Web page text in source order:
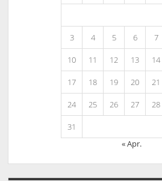
3 4 5 6 7
10 11 12 13 14
17 18 19 20 21
24 25 26 27 28
31
« Apr.